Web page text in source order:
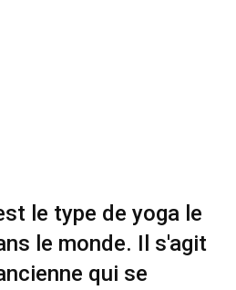
le type de yoga le
le monde. Il s'agit
qui se